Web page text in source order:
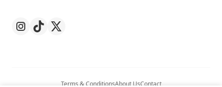
Terms & ConditionsAbout UsContact